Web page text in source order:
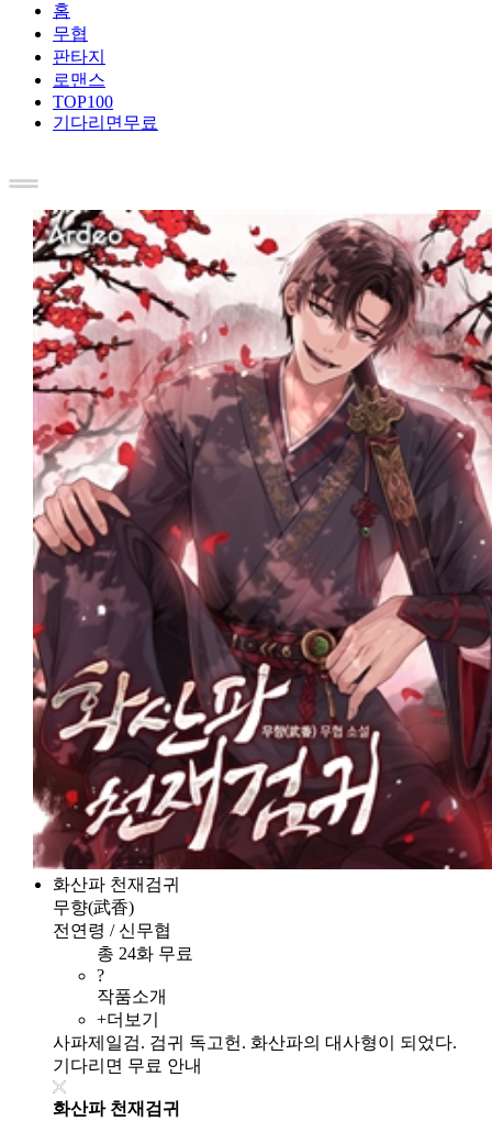
홈
무협
판타지
로맨스
TOP100
기다리면무료
화산파 천재검귀
무향(武香)
전연령 / 신무협
총 24화 무료
?
작품소개
+더보기
사파제일검. 검귀 독고헌. 화산파의 대사형이 되었다.
기다리면 무료 안내
화산파 천재검귀